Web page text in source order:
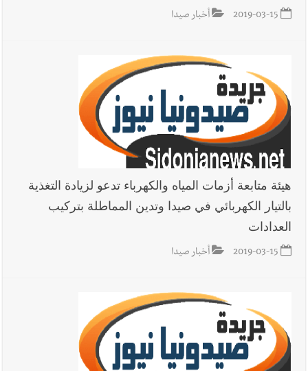
2019-03-15 أخبار صيدا
هيئة متابعة أزمات المياه والكهرباء تدعو لزيادة التغذية
بالتيار الكهربائي في صيدا وتدين المماطلة بتركيب
العدادات
2019-03-15 أخبار صيدا